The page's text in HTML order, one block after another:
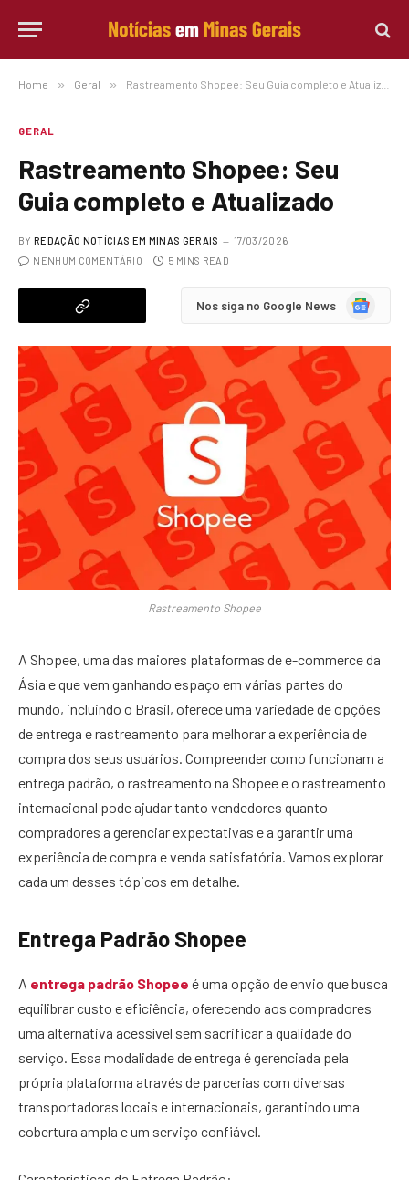
Home » Geral » Rastreamento Shopee: Seu Guia completo e Atualizado
GERAL
Rastreamento Shopee: Seu
Guia completo e Atualizado
BY REDAÇÃO NOTÍCIAS EM MINAS GERAIS
17/03/2026
NENHUM COMENTÁRIO
5 MINS READ
Nos siga no Google News
Google
Rastreamento Shopee
A Shopee, uma das maiores plataformas de e-commerce da
Ásia e que vem ganhando espaço em várias partes do
mundo, incluindo o Brasil, oferece uma variedade de opções
de entrega e rastreamento para melhorar a experiência de
compra dos seus usuários. Compreender como funcionam a
entrega padrão, o rastreamento na Shopee e o rastreamento
internacional pode ajudar tanto vendedores quanto
compradores a gerenciar expectativas e a garantir uma
experiência de compra e venda satisfatória. Vamos explorar
cada um desses tópicos em detalhe.
Entrega Padrão Shopee
A entrega padrão Shopee é uma opção de envio que busca
equilibrar custo e eficiência, oferecendo aos compradores
uma alternativa acessível sem sacrificar a qualidade do
serviço. Essa modalidade de entrega é gerenciada pela
própria plataforma através de parcerias com diversas
transportadoras locais e internacionais, garantindo uma
cobertura ampla e um serviço confiável.